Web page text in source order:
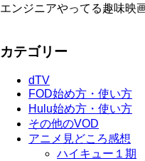
エンジニアやってる趣味映
カテゴリー
dTV
FOD始め方・使い方
Hulu始め方・使い方
その他のVOD
アニメ見どころ感想
ハイキュー１期